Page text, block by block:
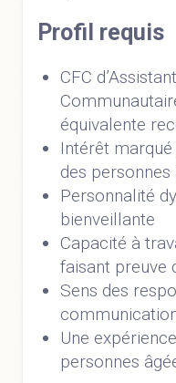
Profil requis
CFC
équivalente
Intérêt
des personnes
Personnalité
bienveillante
Capacité à
faisant preuve
Sens des
Une
personnes